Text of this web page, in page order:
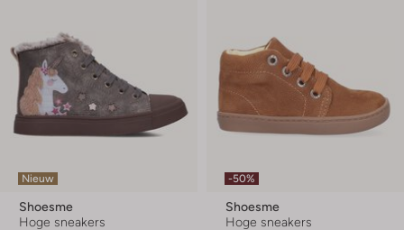
Nieuw
Shoesme
Hoge sneakers
-50%
Shoesme
Hoge sneakers